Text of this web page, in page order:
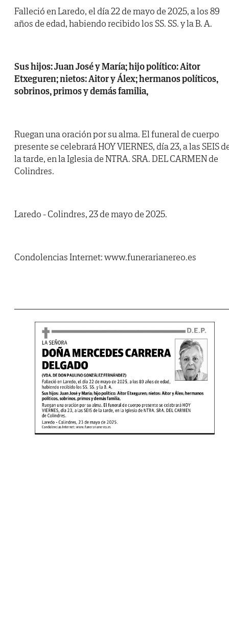
Falleció en Laredo, el día 22 de mayo de 2025, a los 89
años de edad, habiendo recibido los SS. SS. y la B. A.
Sus hijos: Juan José y María; hijo político: Aitor
Etxeguren; nietos: Aitor y Álex; hermanos políticos,
sobrinos, primos y demás familia,
Ruegan una oración por su alma. El funeral de cuerpo
presente se celebrará HOY VIERNES, día 23, a las SEIS
la tarde, en la Iglesia de NTRA. SRA. DEL CARMEN de
Colindres.
Laredo - Colindres, 23 de mayo de 2025.
Condolencias Internet: www.funerarianereo.es